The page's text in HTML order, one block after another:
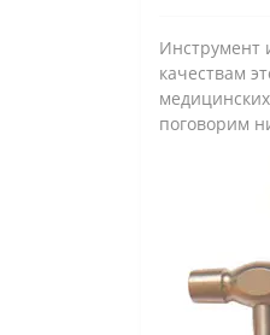
Инструмент
качествам
поговорим